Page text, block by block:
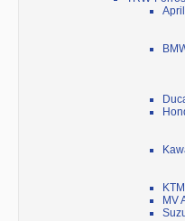
KTM
MV